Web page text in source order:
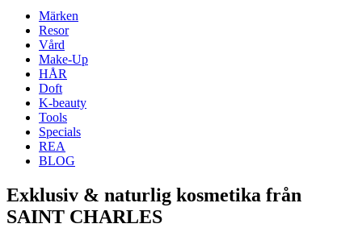
Märken
Resor
Vård
Make-Up
HÅR
Doft
K-beauty
Tools
Specials
REA
BLOG
Exklusiv & naturlig kosmetika från
SAINT CHARLES